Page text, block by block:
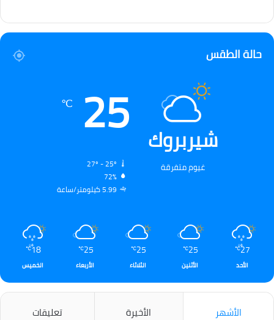
حالة الطقس
شيربروك
غيوم متفرقة
25
℃
72%
5.99 كيلومتر/ساعة
27
℃
الأحد
25
℃
الأثنين
25
℃
الثلاثاء
25
℃
الأربعاء
18
℃
الخميس
الأشهر الأخيرة تعليقات